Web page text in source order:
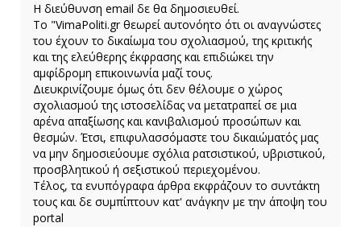
H διεύθυνση email δε θα δημοσιευθεί.
Το "VimaPoliti.gr θεωρεί αυτονόητο ότι οι αναγνώστες
του έχουν το δικαίωμα του σχολιασμού, της κριτικής
και της ελεύθερης έκφρασης και επιδιώκει την
αμφίδρομη επικοινωνία μαζί τους.
Διευκρινίζουμε όμως ότι δεν θέλουμε ο χώρος
σχολιασμού της ιστοσελίδας να μετατραπεί σε μια
αρένα απαξίωσης και κανιβαλισμού προσώπων και
θεσμών. Έτσι, επιφυλασσόμαστε του δικαιώματός μας
να μην δημοσιεύουμε σχόλια ρατσιστικού, υβριστικού,
προσβλητικού ή σεξιστικού περιεχομένου.
Τέλος, τα ενυπόγραφα άρθρα εκφράζουν το συντάκτη
τους και δε συμπίπτουν κατ' ανάγκην με την άποψη του
portal